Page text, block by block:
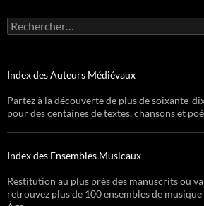
Rechercher :
Index des Auteurs Médiévaux
Partez à la découverte de plus de soixante-
pour des centaines de textes, chansons et
Index des Ensembles Musicaux
Restitution au plus près des manuscrits ou
retrouvez plus de 100 ensembles de